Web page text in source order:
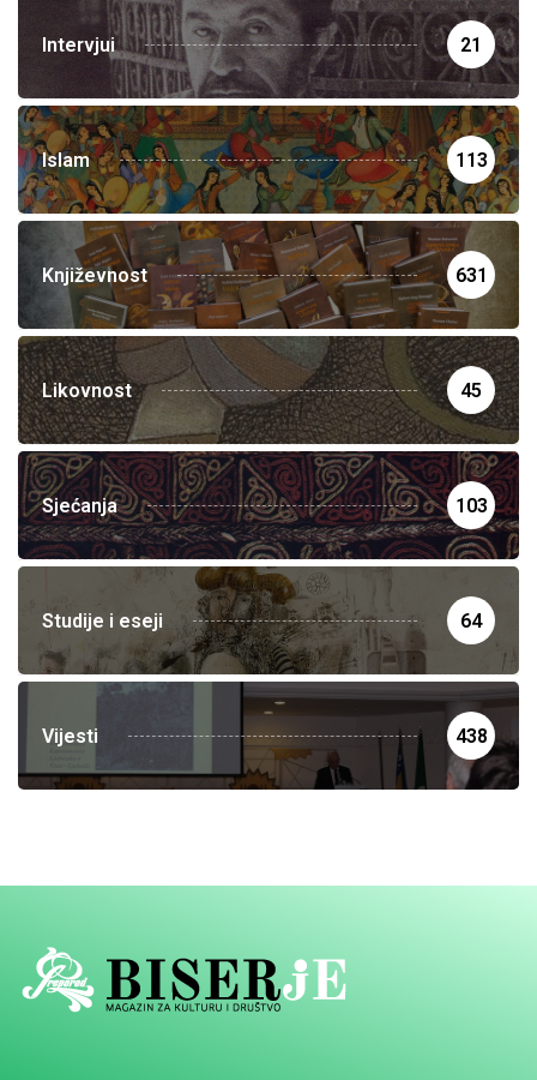
Intervjui 21
Islam 113
Književnost 631
Likovnost 45
Sjećanja 103
Studije i eseji 64
Vijesti 438